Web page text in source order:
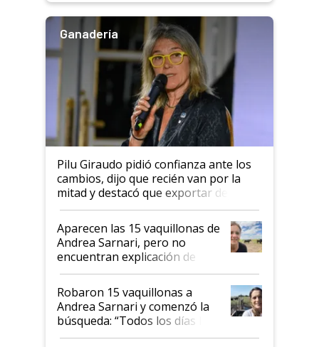
Ganadería
Pilu Giraudo pidió confianza ante los
cambios, dijo que recién van por la
mitad y destacó que exportar dejó de
ser "para unos pocos": "Tenemos un
mandato muy claro del gobierno
nacional"
Aparecen las 15 vaquillonas de
Andrea Sarnari, pero no
encuentran explicación de
cómo llegaron allí
Robaron 15 vaquillonas a
Andrea Sarnari y comenzó la
búsqueda: “Todos los días le
toca a algún productor”